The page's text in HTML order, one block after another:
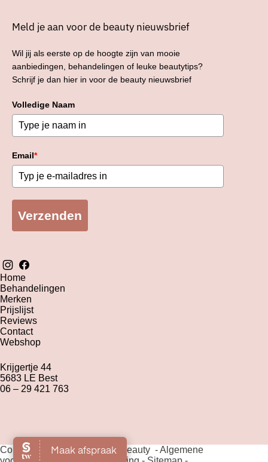
Meld je aan voor de beauty nieuwsbrief
Wil jij als eerste op de hoogte zijn van mooie
aanbiedingen, behandelingen of leuke beautytips?
Schrijf je dan hier in voor de beauty nieuwsbrief
Volledige Naam
Email*
Verzenden
Home
Behandelingen
Merken
Prijslijst
Reviews
Contact
Webshop
Krijgertje 44
5683 LE Best
06 – 29 421 763
Copyright 2026 The Green Beauty -Algemene